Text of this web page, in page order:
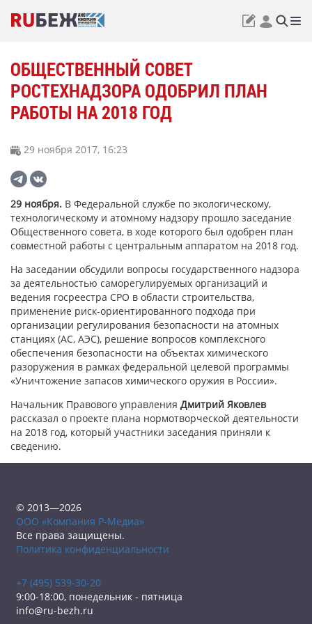
ОБЩЕСТВЕННЫЙ СОВЕТ
РОСТЕХНАДЗОРА ОДОБРИЛ ПЛАН
РАБОТЫ НА 2018 ГОД
29 ноября 2017, 16:23
29 ноября. В Федеральной службе по экологическому,
технологическому и атомному надзору прошло заседание
Общественного совета, в ходе которого был одобрен план
совместной работы с центральным аппаратом на 2018 год.
На заседании обсудили вопросы государственного надзора
за деятельностью саморегулируемых организаций и
ведения госреестра СРО в области строительства,
применение риск-ориентированного подхода при
организации регулирования безопасности на атомных
станциях (АС, АЭС), решение вопросов комплексного
обеспечения безопасности на объектах химического
разоружения в рамках федеральной целевой программы
«Уничтожение запасов химического оружия в России».
Начальник Правового управления Дмитрий Яковлев
рассказал о проекте плана нормотворческой деятельности
на 2018 год, который участники заседания приняли к
сведению.
© 2013—2026
ООО «Компания Р-Медиа»
Все права защищены.
Политика конфиденциальности
+7 (495) 539-30-20
9:00-18:00, понедельник - пятница
info@ru-bezh.ru